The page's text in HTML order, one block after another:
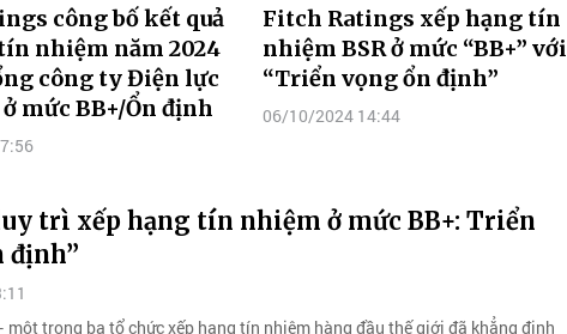
công bố kết quả
nhiệm năm 2024
công ty Điện lực
mức BB+/Ổn định
Fitch Ratings xếp hạng tín
nhiệm BSR ở mức “BB+” với
“Triển vọng ổn định”
06/10/2024 14:44
trì xếp hạng tín nhiệm ở mức BB+: Triển
định”
một trong ba tổ chức xếp hạng tín nhiệm hàng đầu thế giới đã khẳng định